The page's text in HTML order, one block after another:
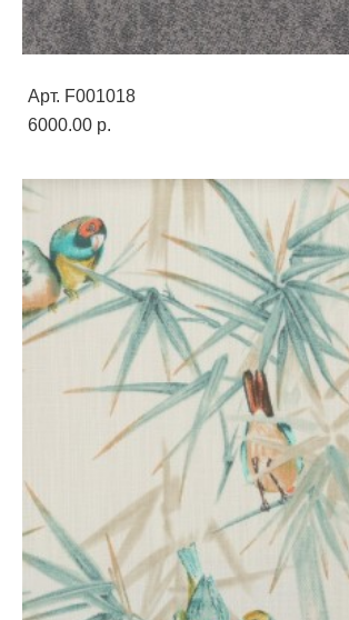
Арт. F001018
6000.00 p.